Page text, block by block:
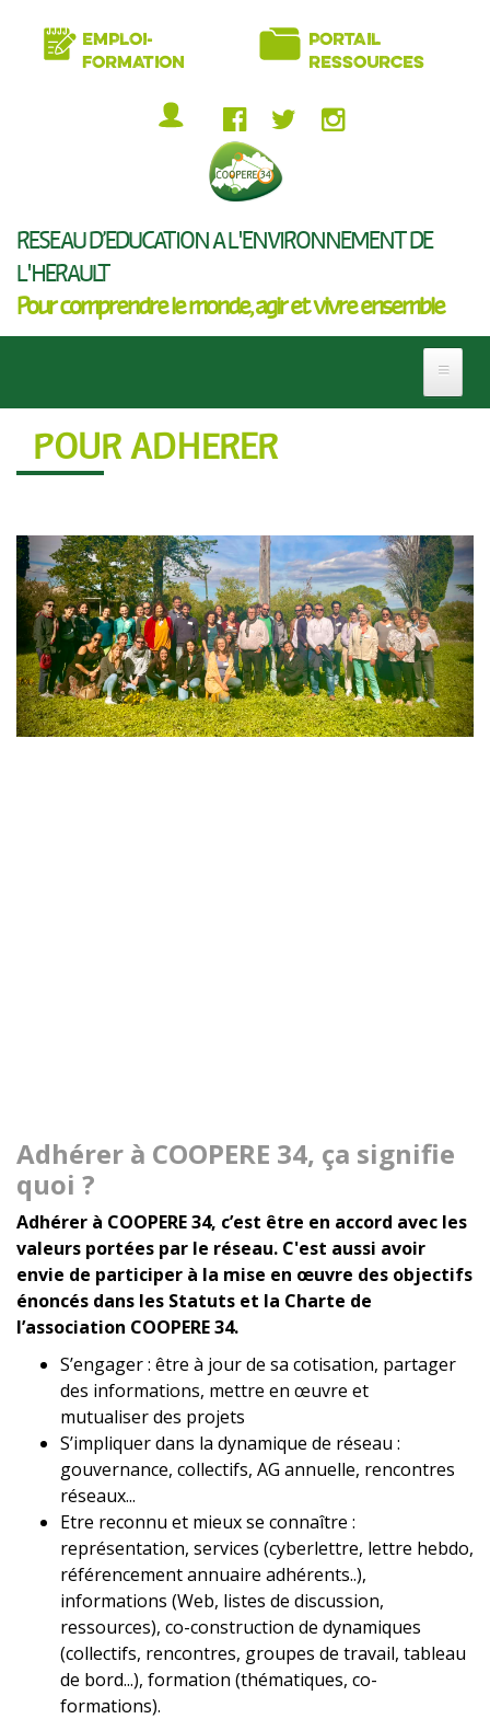
au
contenu
EMPLOI-
FORMATION
PORTAIL
RESSOURCES
MENU
COMPTE
L'UTILISATEUR
RÉSEAU D’ÉDUCATION À L'ENVIRONNEMENT DE
L'HÉRAULT
Pour comprendre le monde, agir et vivre ensemble
POUR ADHÉRER
Texte
Adhérer à COOPERE 34, ça signifie
quoi ?
Adhérer à COOPERE 34, c’est être en accord avec les
valeurs portées par le réseau. C'est aussi avoir
envie de participer à la mise en œuvre des objectifs
énoncés dans les Statuts et la Charte de
l’association COOPERE 34.
S’engager : être à jour de sa cotisation, partager
des informations, mettre en œuvre et
mutualiser des projets
S’impliquer dans la dynamique de réseau :
gouvernance, collectifs, AG annuelle, rencontres
réseaux...
Etre reconnu et mieux se connaître :
représentation, services (cyberlettre, lettre hebdo,
référencement annuaire adhérents..),
informations (Web, listes de discussion,
ressources), co-construction de dynamiques
(collectifs, rencontres, groupes de travail, tableau
de bord...), formation (thématiques, co-
formations).